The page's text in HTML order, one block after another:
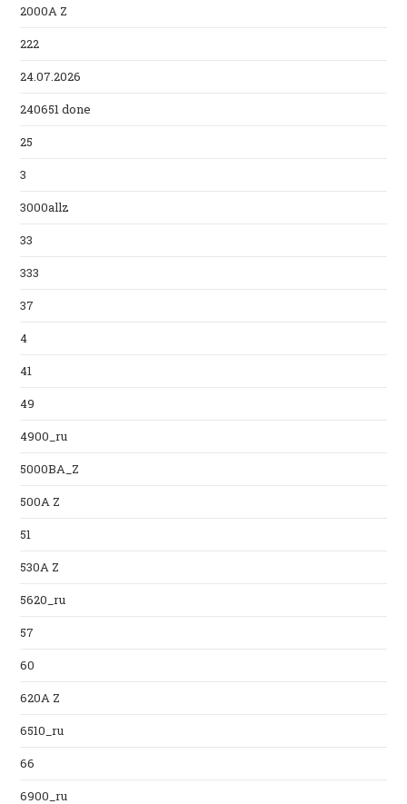
2000A Z
222
24.07.2026
240651 done
25
3
3000allz
33
333
37
4
41
49
4900_ru
5000BA_Z
500A Z
51
530A Z
5620_ru
57
60
620A Z
6510_ru
66
6900_ru